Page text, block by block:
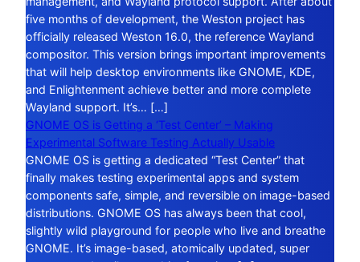
five months of development, the Weston project has
officially released Weston 16.0, the reference Wayland
compositor. This version brings important improvements
that will help desktop environments like GNOME, KDE,
and Enlightenment achieve better and more complete
Wayland support. It’s… […]
GNOME OS is Getting a ‘Test Center’ – Making
Experimental Software Testing Actually Usable
GNOME OS is getting a dedicated “Test Center” that
finally makes testing experimental apps and system
components safe, simple, and reversible on image-based
distributions. GNOME OS has always been that cool,
slightly wild playground for people who live and breathe
GNOME. It’s image-based, atomically updated, super